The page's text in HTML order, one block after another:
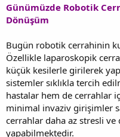
Günümüzde Robotik
Dönüşüm
Bugün robotik cerrahinin
Özellikle laparoskopik
küçük kesilerle girilerek
sistemler sıklıkla tercih
hastalar hem de cerrahlar
minimal invaziv girişimler
cerrahlar daha az stresli
yapabilmektedir.